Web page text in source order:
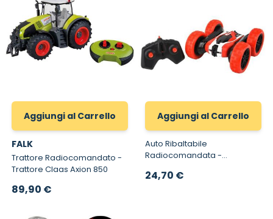
Aggiungi al Carrello
FALK
Trattore Radiocomandato -
Trattore Claas Axion 850
89,90 €
Aggiungi al Carrello
Auto Ribaltabile
Radiocomandata -
R/C con 2,4 GHz
24,70 €